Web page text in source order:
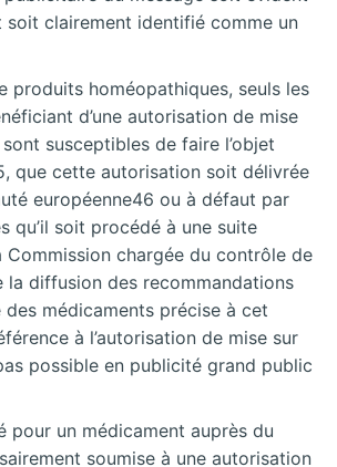
clairement identifié comme un
produits homéopathiques, seuls les
d’une autorisation de mise
susceptibles de faire l’objet
que cette autorisation soit délivrée
européenne46 ou à défaut par
qu’il soit procédé à une suite
Commission chargée du contrôle de
la diffusion des recommandations
des médicaments précise à cet
à l’autorisation de mise sur
possible en publicité grand public
pour un médicament auprès du
soumise à une autorisation